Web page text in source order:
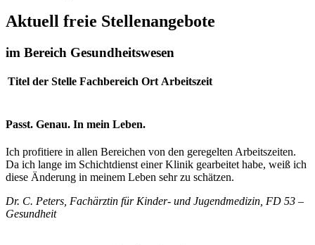
Aktuell freie Stellenangebote
im Bereich Gesundheitswesen
Titel der Stelle Fachbereich Ort Arbeitszeit
Passt. Genau. In mein Leben.
Ich profitiere in allen Bereichen von den geregelten Arbeitszeiten.
Da ich lange im Schichtdienst einer Klinik gearbeitet habe, weiß ich
diese Änderung in meinem Leben sehr zu schätzen.
Dr. C. Peters, Fachärztin für Kinder- und Jugendmedizin, FD 53 –
Gesundheit